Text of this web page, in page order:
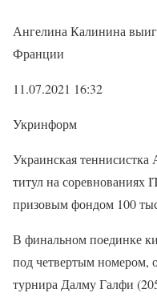
Ангелина Калинина
Франции
11.07.2021 16:32
Укринформ
Украинская теннисистка
титул на соревнованиях
призовым фондом 100
В финальном поединке
под четвертым номером,
турнира Далму Галфи